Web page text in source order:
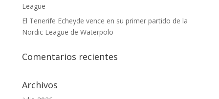
League
El Tenerife Echeyde vence en su primer partido de la
Nordic League de Waterpolo
Comentarios recientes
Archivos